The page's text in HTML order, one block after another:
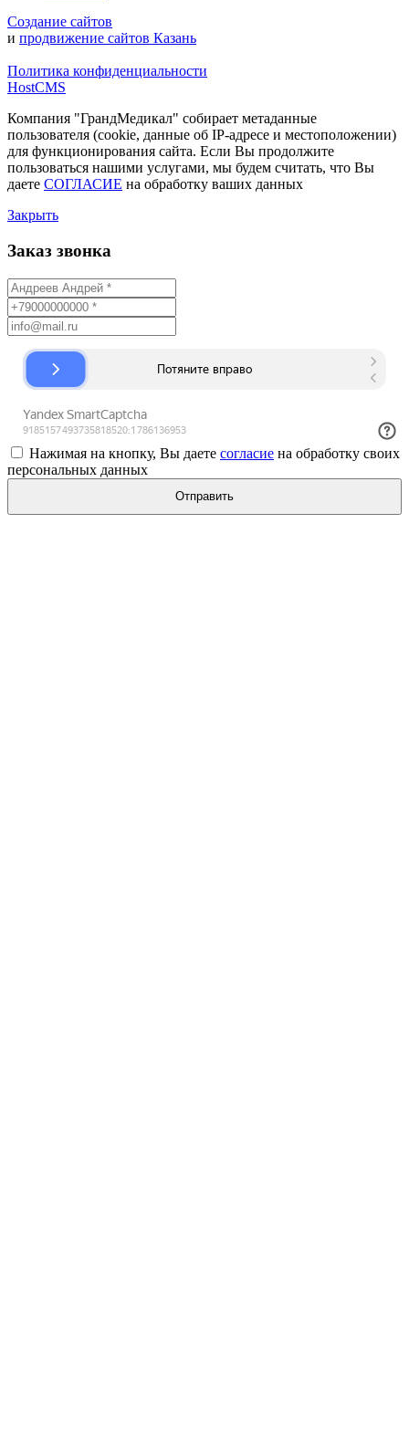
Создание сайтов
и продвижение сайтов Казань
Политика конфиденциальности
HostCMS
Компания "ГрандМедикал" собирает метаданные
пользователя (cookie, данные об IP-адресе и местоположении)
для функционирования сайта. Если Вы продолжите
пользоваться нашими услугами, мы будем считать, что Вы
даете СОГЛАСИЕ на обработку ваших данных
Закрыть
Заказ звонка
Нажимая на кнопку, Вы даете согласие на обработку своих
персональных данных
Отправить